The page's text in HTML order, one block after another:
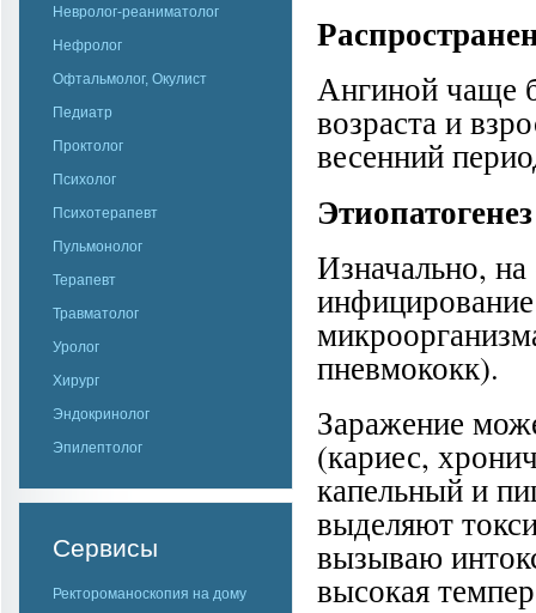
Невролог-реаниматолог
Нефролог
Офтальмолог, Окулист
Педиатр
Проктолог
Психолог
Психотерапевт
Пульмонолог
Терапевт
Травматолог
Уролог
Хирург
Эндокринолог
Эпилептолог
Сервисы
Ректороманоскопия на дому
Ангиной чаще
возраста и
весенний
Этиопатогенез
Изначально,
пневмококк).
Заражение
(кариес,
капельный и
выделяют
вызываю
высокая